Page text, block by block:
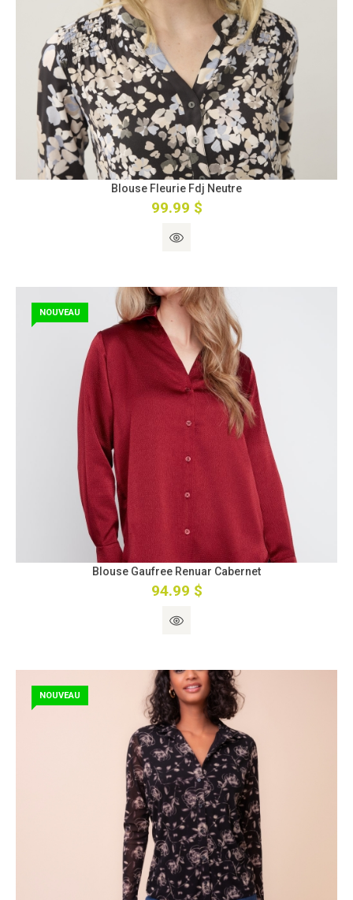
Blouse Fleurie Fdj Neutre
99.99 $
NOUVEAU
Blouse Gaufree Renuar Cabernet
94.99 $
NOUVEAU